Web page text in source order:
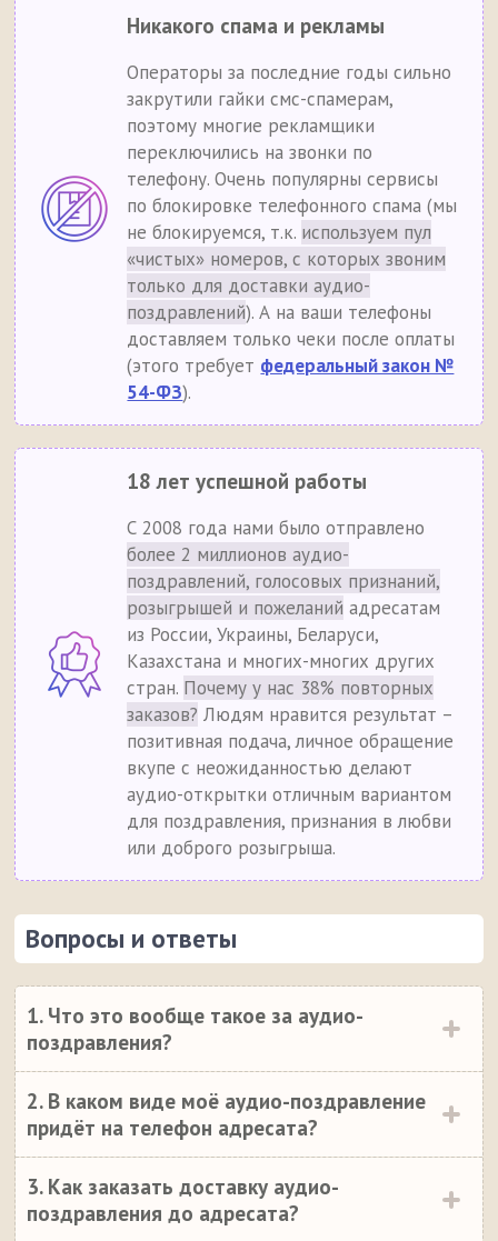
Никакого спама и рекламы
Операторы за последние годы сильно
закрутили гайки смс-спамерам,
поэтому многие рекламщики
переключились на звонки по
телефону. Очень популярны сервисы
по блокировке телефонного спама (мы
не блокируемся, т.к. используем пул
«чистых» номеров, с которых звоним
только для доставки аудио-
поздравлений). А на ваши телефоны
доставляем только чеки после оплаты
(этого требует федеральный закон №
54-ФЗ).
18 лет успешной работы
С 2008 года нами было отправлено
более 2 миллионов аудио-
поздравлений, голосовых признаний,
розыгрышей и пожеланий адресатам
из России, Украины, Беларуси,
Казахстана и многих-многих других
стран. Почему у нас 38% повторных
заказов? Людям нравится результат –
позитивная подача, личное обращение
вкупе с неожиданностью делают
аудио-открытки отличным вариантом
для поздравления, признания в любви
или доброго розыгрыша.
Вопросы и ответы
1. Что это вообще такое за аудио-
поздравления?
2. В каком виде моё аудио-поздравление
придёт на телефон адресата?
3. Как заказать доставку аудио-
поздравления до адресата?